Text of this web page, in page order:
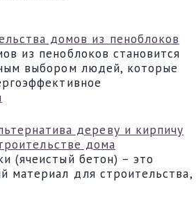
домов из пеноблоков
из пеноблоков становится
выбором людей, которые
дереву и кирпичу
дома
(ячеистый бетон) – это
материал для строительства,